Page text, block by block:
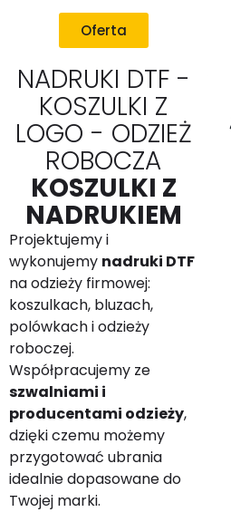
Oferta
NADRUKI DTF -
KOSZULKI Z
LOGO - ODZIEŻ
ROBOCZA
KOSZULKI Z
NADRUKIEM
Projektujemy i
wykonujemy nadruki DTF
na odzieży firmowej:
koszulkach, bluzach,
polówkach i odzieży
roboczej.
Współpracujemy ze
szwalniami i
producentami odzieży,
dzięki czemu możemy
przygotować ubrania
idealnie dopasowane do
Twojej marki.